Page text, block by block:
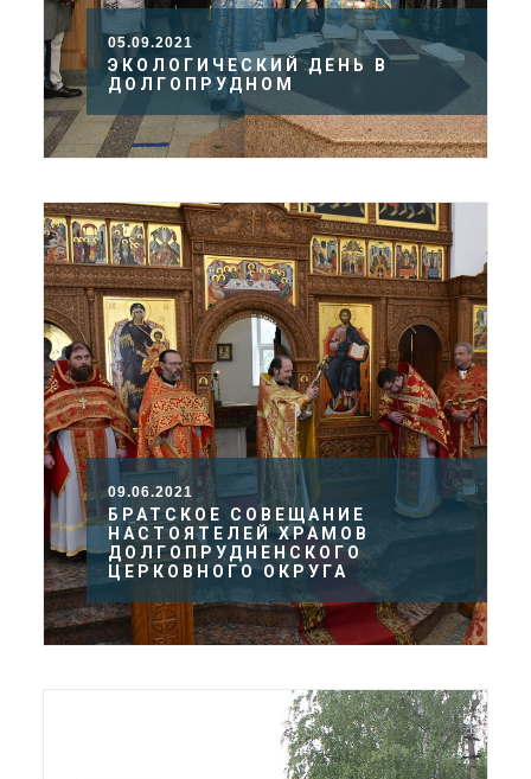
05.09.2021
ЭКОЛОГИЧЕСКИЙ ДЕНЬ В
ДОЛГОПРУДНОМ
09.06.2021
БРАТСКОЕ СОВЕЩАНИЕ
НАСТОЯТЕЛЕЙ ХРАМОВ
ДОЛГОПРУДНЕНСКОГО
ЦЕРКОВНОГО ОКРУГА